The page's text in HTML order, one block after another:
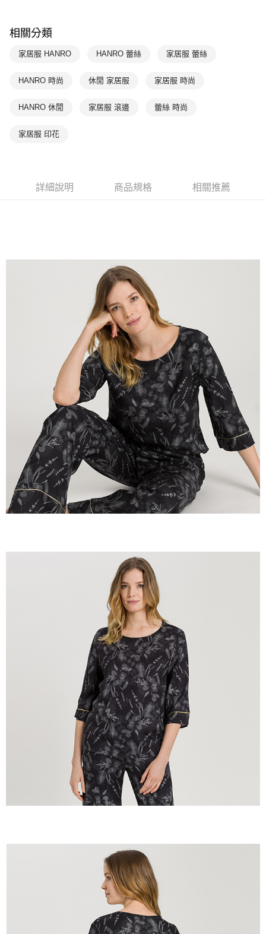
每筆NT$90，滿NT$1,000(含以上)免運費
相關分類
家居服 HANRO HANRO 蕾絲 家居服 蕾絲
HANRO 時尚 休閒 家居服 家居服 時尚
HANRO 休閒 家居服 滾邊 蕾絲 時尚
家居服 印花
詳細說明 商品規格 相關推薦